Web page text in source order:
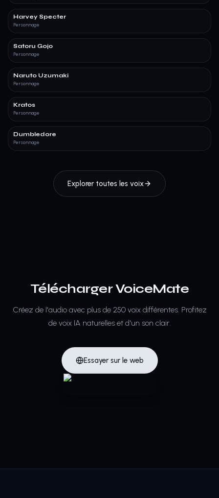
Harvey Specter
Personnage
Satoru Gojo
Personnage
Naruto Uzumaki
Personnage
Kratos
Personnage
Dumbledore
Personnage
Explorer toutes les voix
Télécharger VoiceMate
Créez de l'audio avec plus de 250 voix différentes. Profitez
de voix IA naturelles et d'un son clair.
Essayer sur le web